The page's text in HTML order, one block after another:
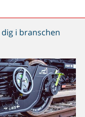
i branschen